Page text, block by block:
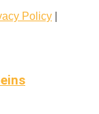
Policy